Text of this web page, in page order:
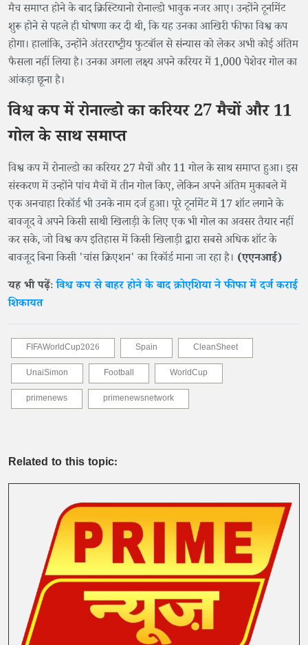
मैच समाप्त होने के बाद क्रिस्टियानो रोनाल्डो भावुक नजर आए। उन्होंने टूर्नामेंट
शुरू होने से पहले ही घोषणा कर दी थी, कि यह उनका आखिरी फीफा विश्व कप
होगा। हालांकि, उन्होंने अंतरराष्ट्रीय फुटबॉल से संन्यास को लेकर अभी कोई अंतिम
फैसला नहीं लिया है। उनका अगला लक्ष्य अपने करियर में 1,000 पेशेवर गोल का
आंकड़ा छूना है।
विश्व कप में रोनाल्डो का करियर 27 मैचों और 11
गोल के साथ समाप्त
विश्व कप में रोनाल्डो का करियर 27 मैचों और 11 गोल के साथ समाप्त हुआ। इस
संस्करण में उन्होंने पांच मैचों में तीन गोल किए, लेकिन अपने अंतिम मुकाबले में
एक अनचाहा रिकॉर्ड भी उनके नाम दर्ज हुआ। पूरे टूर्नामेंट में 17 शॉट लगाने के
बावजूद वे अपने किसी साथी खिलाड़ी के लिए एक भी गोल का अवसर तैयार नहीं
कर सके, जो विश्व कप इतिहास में किसी खिलाड़ी द्वारा सबसे अधिक शॉट के
बावजूद बिना किसी 'चांस क्रिएशन' का रिकॉर्ड माना जा रहा है। (एएनआई)
यह भी पढ़ेंःविश्व कप से बाहर होने के बाद क्रोएशिया ने फीफा में दर्ज कराई
शिकायत
FIFAWorldCup2026 Spain
CleanSheet
UnaiSimon
Football
WorldCup
primenews
primenewsnetwork
Related to this topic: